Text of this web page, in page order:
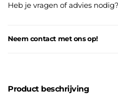
Heb je vragen of advies
Neem contact met ons op!
Product beschrijving